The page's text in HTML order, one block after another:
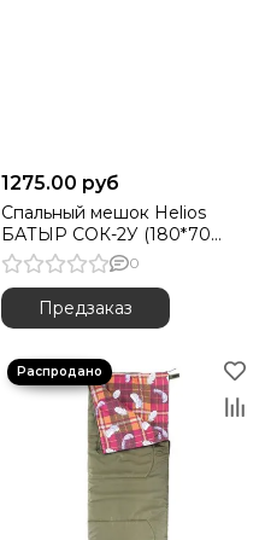
1275.00 руб
Спальный мешок Helios
БАТЫР СОК-2У (180*70
синий (синтепон)
0
Предзаказ